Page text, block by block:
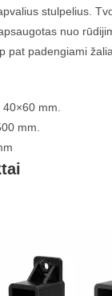
stulpelius.
nuo
pat padengiami
mm.
mm.